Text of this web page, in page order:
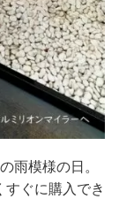
雨模様の日。
ぐに購入でき